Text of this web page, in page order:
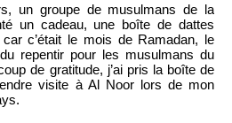
un groupe de musulmans de la
un cadeau, une boîte de dattes
c’était le mois de Ramadan, le
repentir pour les musulmans du
de gratitude, j’ai pris la boîte de
visite à Al Noor lors de mon